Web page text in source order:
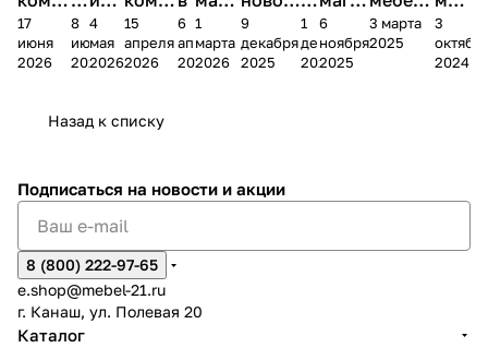
ании
Мело
17
июня
2026
д
к
2
8
июня
2026
Чеб
окс
4
мая
2026
ании
Мело
15
апреля
2026
М
А
6
апреля
2026
зина
в
1
марта
2026
о
магаз
9
декабря
2025
а
н
1
декабря
2025
ина в
г.
6
ноября
2025
ного
салона
3 марта
2025
ели
пер
3
2024
Назад к списку
Подписаться на новости и акции
8 (800) 222-97-65
e.shop@mebel-21.ru
г. Канаш, ул. Полевая 20
Каталог